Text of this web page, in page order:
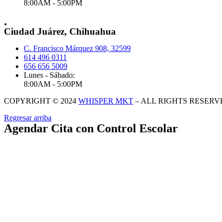
8:00AM - 5:00PM
.
Ciudad Juárez, Chihuahua
C. Francisco Márquez 908, 32599
614 496 0311
656 656 5009
Lunes - Sábado:
8:00AM - 5:00PM
COPYRIGHT © 2024 WHISPER MKT – ALL RIGHTS
Regresar arriba
Agendar Cita con Control Escolar